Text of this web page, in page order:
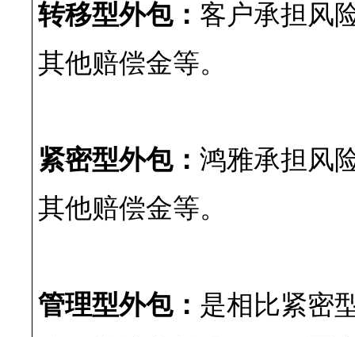
转移型外包： 客户承担风
其他赔偿金等。
紧密型外包： 鸿雅承担风
其他赔偿金等。
管理型外包： 是相比紧密